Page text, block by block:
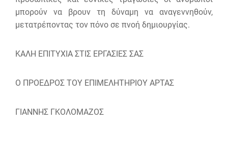
μπορούν να βρουν τη δύναμη να αναγεννηθούν,
μετατρέποντας τον πόνο σε πνοή δημιουργίας.
ΚΑΛΗ ΕΠΙΤΥΧΙΑ ΣΤΙΣ ΕΡΓΑΣΙΕΣ ΣΑΣ
Ο ΠΡΟΕΔΡΟΣ ΤΟΥ ΕΠΙΜΕΛΗΤΗΡΙΟΥ ΑΡΤΑΣ
ΓΙΑΝΝΗΣ ΓΚΟΛΟΜΑΖΟΣ